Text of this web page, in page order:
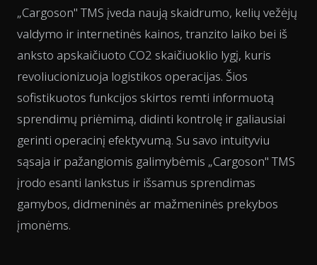
„Cargoson" TMS įveda naują skaidrumo, kelių vežėjų
valdymo ir internetinės kainos, tranzito laiko bei iš
anksto apskaičiuoto CO2 skaičiuoklio lygį, kuris
revoliucionizuoja logistikos operacijas. Šios
sofistikuotos funkcijos skirtos remti informuotą
sprendimų priėmimą, didinti kontrolę ir galiausiai
gerinti operacinį efektyvumą. Su savo intuityviu
sąsaja ir pažangiomis galimybėmis „Cargoson" TMS
įrodo esanti lankstus ir išsamus sprendimas
gamybos, didmeninės ar mažmeninės prekybos
įmonėms.